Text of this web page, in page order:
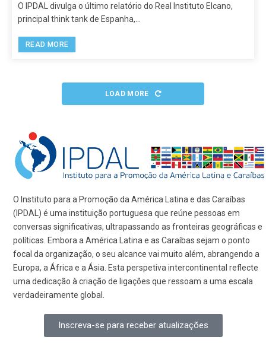
O IPDAL divulga o último relatório do Real Instituto Elcano,
principal think tank de Espanha,…
READ MORE
LOAD MORE
O Instituto para a Promoção da América Latina e das Caraíbas
(IPDAL) é uma instituição portuguesa que reúne pessoas em
conversas significativas, ultrapassando as fronteiras geográficas e
políticas. Embora a América Latina e as Caraíbas sejam o ponto
focal da organização, o seu alcance vai muito além, abrangendo a
Europa, a África e a Ásia. Esta perspetiva intercontinental reflecte
uma dedicação à criação de ligações que ressoam a uma escala
verdadeiramente global.
Inscreva-se para receber atualizações